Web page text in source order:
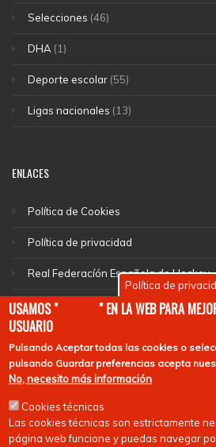
Selecciones (46)
DHA (1)
Deporte escolar (55)
Ligas nacionales (13)
ENLACES
Política de Cookies
Política de privacidad
Real Federacíón Española de Hockey
EuroHockey
Política de
USAMOS "COOKIES " EN LA WEB PARA
USUARIO
PulsandoAceptar todas las cookies o
pulsando Guardar preferencias acepta
No, necesito más información
Cookies técnicas
Las cookies técnicas son estrictamente
página web funcione y puedas navegar